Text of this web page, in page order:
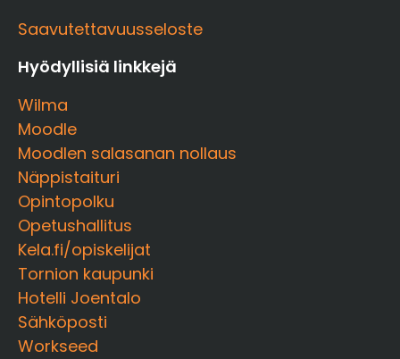
Saavutettavuusseloste
Hyödyllisiä linkkejä
Wilma
Moodle
Moodlen salasanan nollaus
Näppistaituri
Opintopolku
Opetushallitus
Kela.fi/opiskelijat
Tornion kaupunki
Hotelli Joentalo
Sähköposti
Workseed